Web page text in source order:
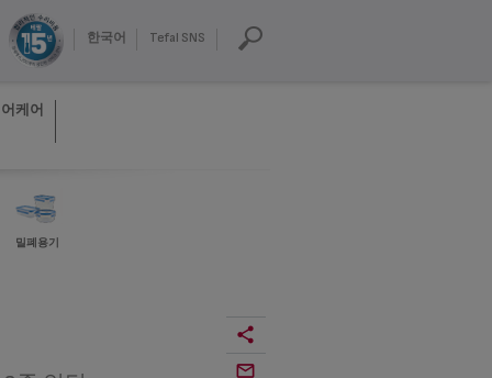
한국어 Tefal SNS
케어
밀폐용기